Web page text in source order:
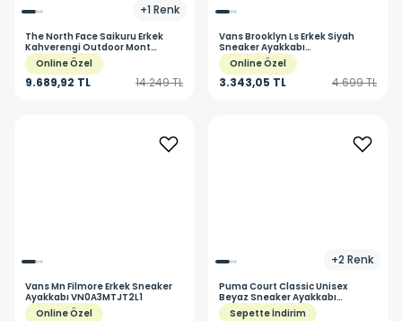
+1 Renk
The North FaceSaikuru Erkek
Kahverengi Outdoor Mont
NF0A853I7O31
Online Özel
9.689,92 TL 14.249 TL
VansBrooklyn Ls Erkek Siyah
Sneaker Ayakkabı
VN000D7QBA21
Online Özel
3.343,05 TL 4.699 TL
VansMn Filmore Erkek Sneaker
Ayakkabı VN0A3MTJT2L1
Online Özel
+2 Renk
PumaCourt Classic Unisex
Beyaz Sneaker Ayakkabı
39501803
Sepette İndirim